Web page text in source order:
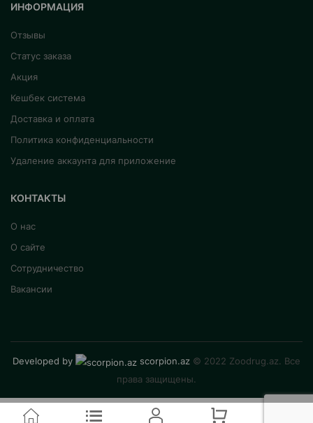
ИНФОРМАЦИЯ
Отзывы
Статус заказа
Акция
Кешбек система
Доставка и оплата
Политика конфиденциальности
Удаление аккаунта для приложение
КОНТАКТЫ
О нас
О сайте
Сотрудничество
Вакансии
Developed by scorpion.az © 2022 Zoodrug.az. Все
права защищены.